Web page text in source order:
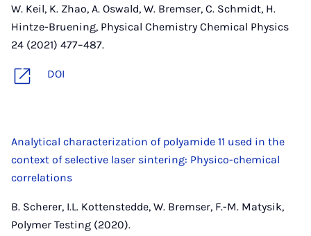
W. Keil, K. Zhao, A. Oswald, W. Bremser, C. Schmidt, H.
Hintze-Bruening, Physical Chemistry Chemical Physics
24 (2021) 477–487.
DOI
Analytical characterization of polyamide 11 used in the
context of selective laser sintering: Physico-chemical
correlations
B. Scherer, I.L. Kottenstedde, W. Bremser, F.-M. Matysik,
Polymer Testing (2020).